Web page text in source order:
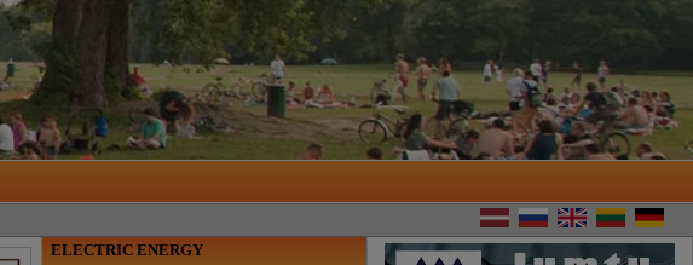
ELECTRIC ENERGY